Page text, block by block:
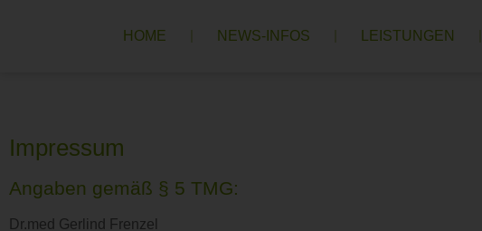
HOME NEWS-INFOS LEISTUNGEN
Impressum
Angaben gemäß § 5 TMG:
Dr.med Gerlind Frenzel